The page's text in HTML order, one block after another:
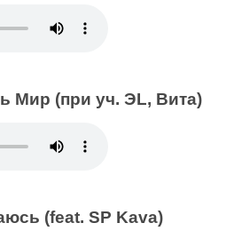
Мир (при уч. ЭL, Вита)
(feat. SP Kava)